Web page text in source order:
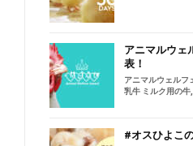
アニマルウェ
表！
アニマルウェルフ
乳牛 ミルク用の牛
#オスひよこ